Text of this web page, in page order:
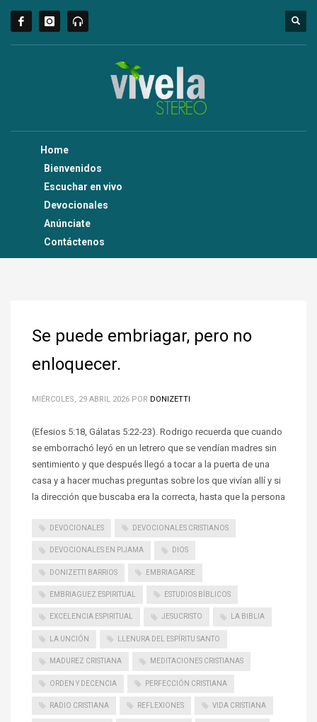
Home
Bienvenidos
Escuchar en vivo
Devocionales
Anúnciate
Contáctenos
Se puede embriagar, pero no
enloquecer.
MIÉRCOLES, 29 ABRIL 2026 POR DONIZETTI
(Efesios 5:18, Gálatas 5:22-23). Rodrigo recuerda que cuando
se emborrachó leyó en un letrero que se vendían madres sin
sentimiento y que después llegó a tocar a la puerta de una
casa y a hacer muchas preguntas sobre los que vivían allí y si
la dirección que buscaba era la correcta, hasta que la persona
DEVOCIONALES DEVOCIONALES CRISTIANOS
DEVOCIONALES EN PIJAMA DIOS
DONIZETTI BARRIOS EMBRIAGARSE
EMBRIAGUEZ ESPIRITUAL ESTUDIOS BÍBLICOS
EXCELENCIA ESPIRITUAL JESUCRISTO LA BIBLIA
LA UNCIÓN LLENURA DEL ESPÍRITU SANTO
MADUREZ CRISTIANA MEDITACIONES CRISTIANAS
ORDEN Y DECENCIA PERFECCIÓN CRISTIANA
RADIO CRISTIANA REFLEXIONES VIDA CRISTIANA